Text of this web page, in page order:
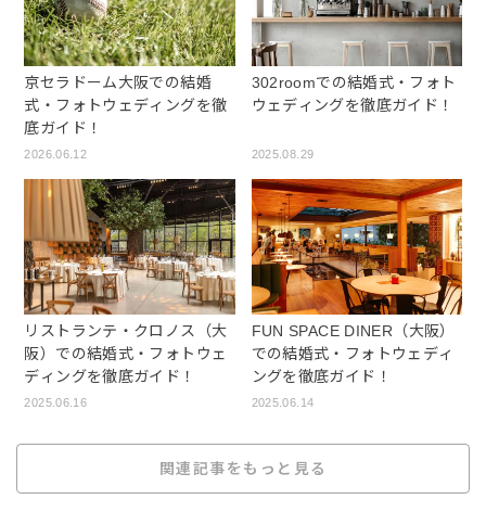
京セラドーム大阪での結婚
式・フォトウェディングを徹
底ガイド！
2026.06.12
302roomでの結婚式・フォト
ウェディングを徹底ガイド！
2025.08.29
リストランテ・クロノス（大
阪）での結婚式・フォトウェ
ディングを徹底ガイド！
2025.06.16
FUN SPACE DINER（大阪）
での結婚式・フォトウェディ
ングを徹底ガイド！
2025.06.14
関連記事をもっと見る